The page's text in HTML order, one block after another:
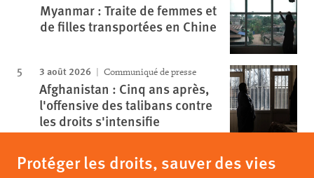
Myanmar : Traite de femmes et
de filles transportées en Chine
3 août 2026 Communiqué de presse
Afghanistan : Cinq ans après,
l'offensive des talibans contre
les droits s'intensifie
Protéger les droits, sauver des vies